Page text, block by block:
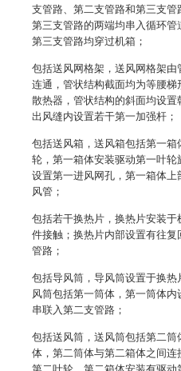
支管路、第二支管路和第三支
第三支管路的两端均串入循环
第三支管路均穿过机箱；
包括送风网格架，送风网格架
连通，管状结构截面均为等腰
散热器，管状结构的斜面均设
出风缝内设置若干第一加强杆；
包括送风箱，送风箱包括第一
轮，第一箱体安装驱动第一叶
设置第一进风网孔，第一箱体
风管；
包括若干换热片，换热片安装
件接触；换热片内部设置有往
管路；
包括导风筒，导风筒设置于换
风筒包括第一筒体，第一筒体
串联入第二支管路；
包括送风筒，送风筒包括第二
体，第二筒体与第二箱体之间